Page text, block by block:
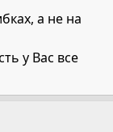
а не на
у Вас все